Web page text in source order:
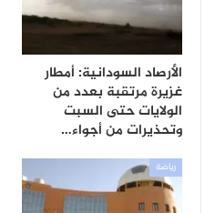
الأرصاد السودانية: أمطار
غزيرة مرتقبة بعدد من
الولايات حتى السبت
وتحذيرات من أجواء…
رياضة